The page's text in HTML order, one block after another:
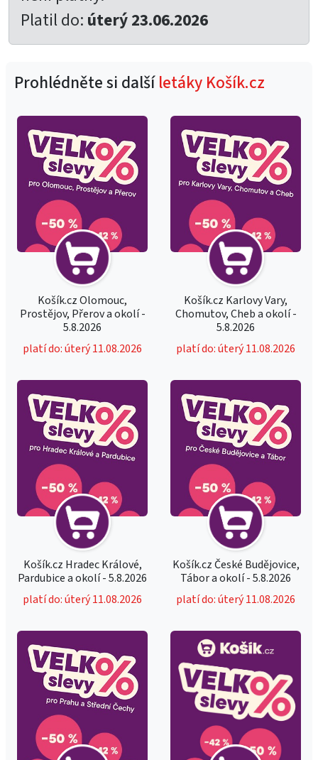
Platil do: úterý 23.06.2026
Prohlédněte si dalšíletáky Košík.cz
Košík.cz Olomouc,
Prostějov, Přerov a okolí -
5.8.2026
platí do: úterý 11.08.2026
Košík.cz Karlovy Vary,
Chomutov, Cheb a okolí -
5.8.2026
platí do: úterý 11.08.2026
Košík.cz Hradec Králové,
Pardubice a okolí - 5.8.2026
platí do: úterý 11.08.2026
Košík.cz České Budějovice,
Tábor a okolí - 5.8.2026
platí do: úterý 11.08.2026